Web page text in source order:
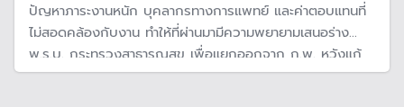
ปัญหาภาระงานหนัก บุคลากรทางการแพทย์ และค่าตอบแทนที่
ไม่สอดคล้องกับงาน ทำให้ที่ผ่านมามีความพยายามเสนอร่าง
พ.ร.บ. กระทรวงสาธารณสุข เพื่อแยกออกจาก ก.พ. หวังแก้
ปัญหาบริการจัดการ แต่จะสามารถแก้ได้มากแค่ไหน เพราะโจทย์